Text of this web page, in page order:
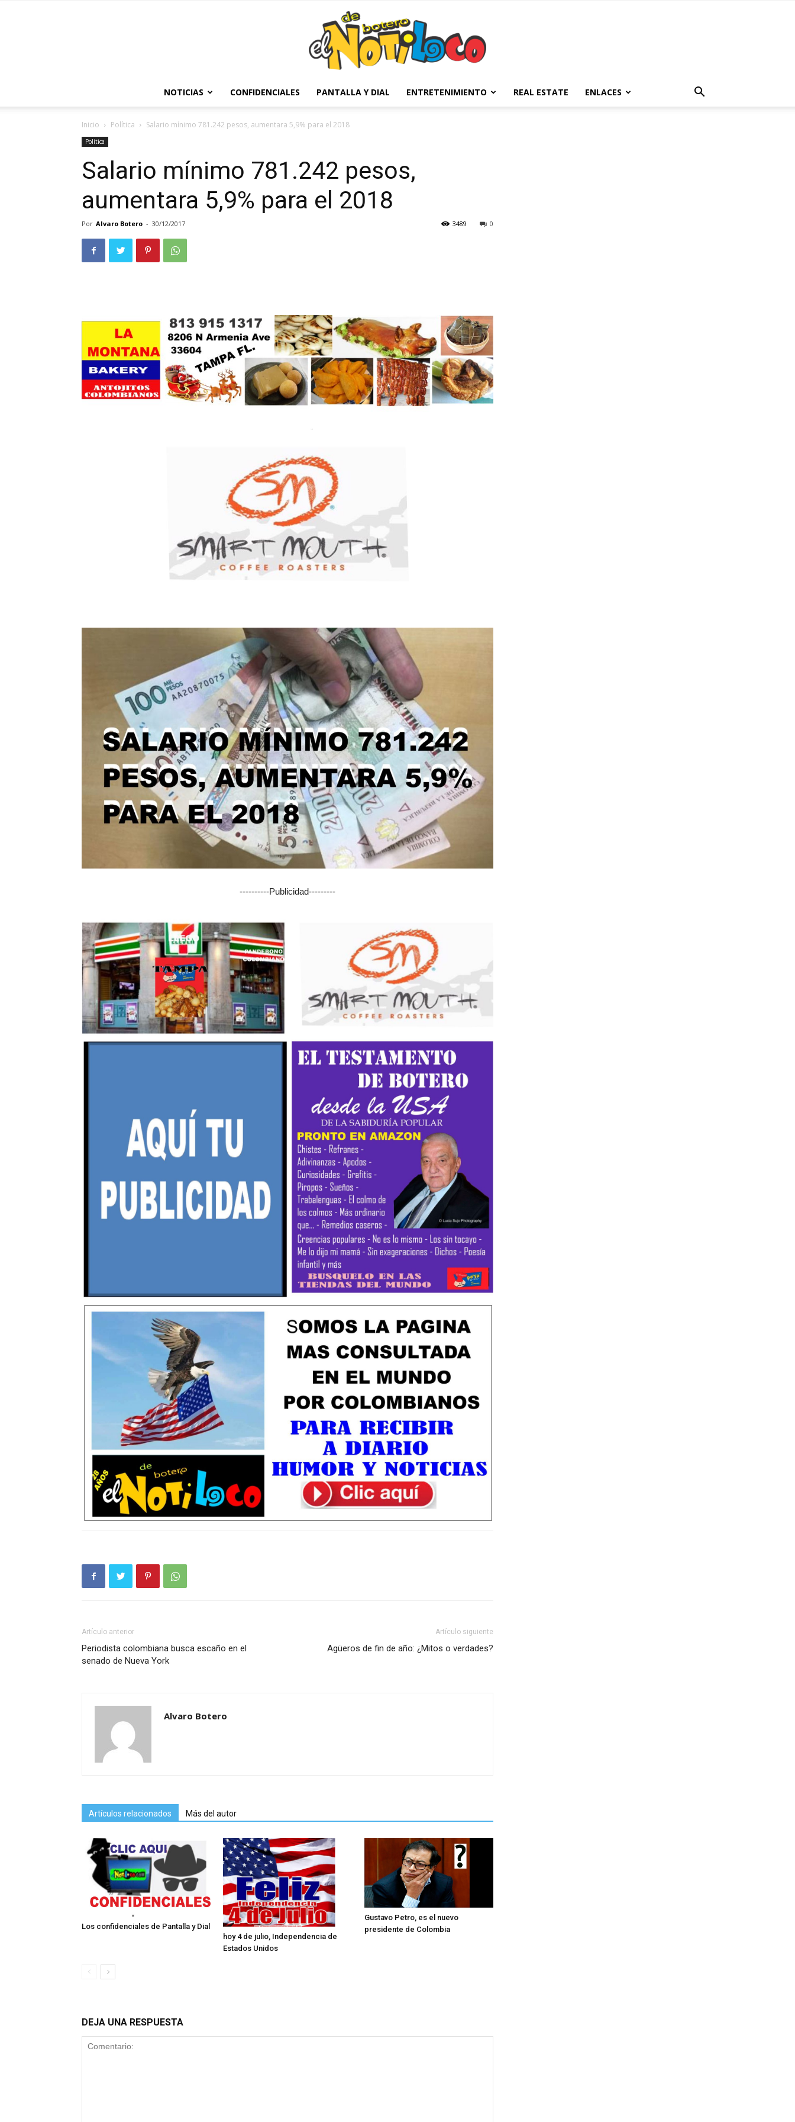
Notiloco
Botero
NOTICIAS CONFIDENCIALES PANTALLA Y DIAL ENTRETENIMIENTO REAL ESTATE ENLACES
Inicio Política Salario mínimo 781.242 pesos, aumentara 5,9% para el 2018
Política
Salario mínimo 781.242 pesos,
aumentara 5,9% para el 2018
Por Alvaro Botero - 30/12/2017 0
3489
----------Publicidad---------
Artículo anterior
Periodista colombiana busca escaño en el
senado de Nueva York
Artículo siguiente
Agüeros de fin de año: ¿Mitos o verdades?
Alvaro Botero
Artículos relacionados Más del autor
Los confidenciales de Pantalla y Dial
hoy 4 de julio, Independencia de
Estados Unidos
Gustavo Petro, es el nuevo
presidente de Colombia
DEJA UNA RESPUESTA